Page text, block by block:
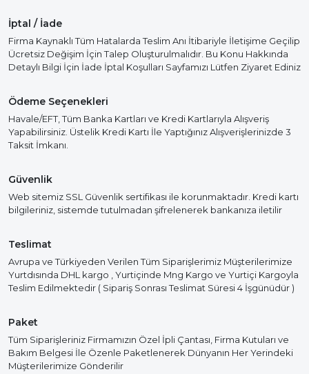
İptal / İade
Firma Kaynaklı Tüm Hatalarda Teslim Anı İtibariyle İletişime Geçilip
Ücretsiz Değişim İçin Talep Oluşturulmalıdır. Bu Konu Hakkında
Detaylı Bilgi İçin İade İptal Koşulları Sayfamızı Lütfen Ziyaret Ediniz
Ödeme Seçenekleri
Havale/EFT, Tüm Banka Kartları ve Kredi Kartlarıyla Alışveriş
Yapabilirsiniz. Üstelik Kredi Kartı İle Yaptığınız Alışverişlerinizde 3
Taksit İmkanı.
Güvenlik
Web sitemiz SSL Güvenlik sertifikası ile korunmaktadır. Kredi kartı
bilgileriniz, sistemde tutulmadan şifrelenerek bankanıza iletilir
Teslimat
Avrupa ve Türkiyeden Verilen Tüm Siparişlerimiz Müşterilerimize
Yurtdısında DHL kargo , Yurtiçinde Mng Kargo ve Yurtiçi Kargoyla
Teslim Edilmektedir ( Sipariş Sonrası Teslimat Süresi 4 İşgünüdür )
Paket
Tüm Siparişleriniz Firmamızın Özel İpli Çantası, Firma Kutuları ve
Bakım Belgesi İle Özenle Paketlenerek Dünyanın Her Yerindeki
Müşterilerimize Gönderilir